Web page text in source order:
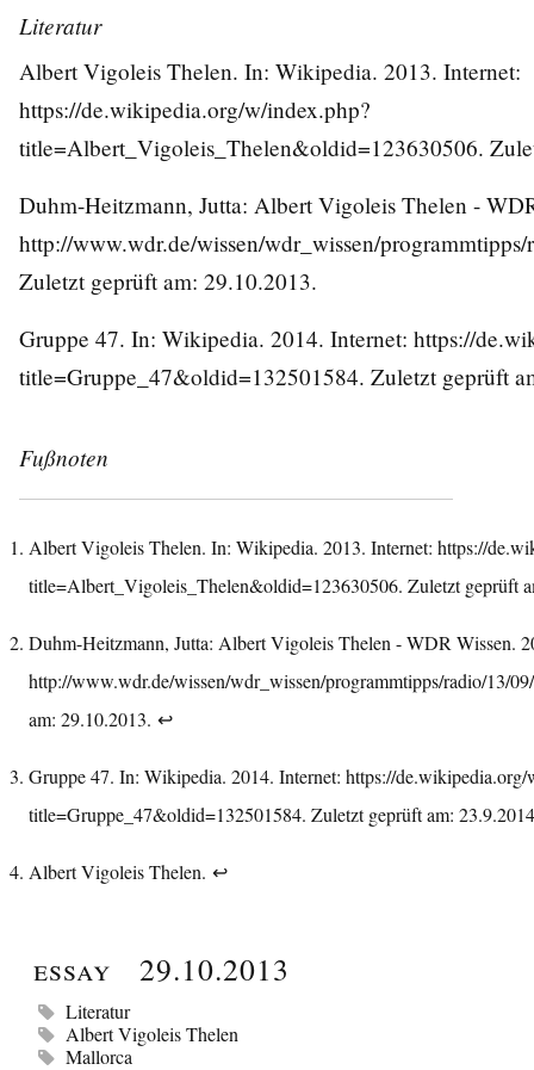
Literatur
Albert Vigoleis Thelen. In: Wikipedia. 2013. Internet:
https://de.wikipedia.org/w/index.php?
title=Albert_Vigoleis_Thelen&oldid=123630506.
Duhm-Heitzmann, Jutta: Albert Vigoleis Thelen -
http://www.wdr.de/wissen/wdr_wissen/
Zuletzt geprüft am: 29.10.2013.
Gruppe 47. In: Wikipedia. 2014. Internet: https://
title=Gruppe_47&oldid=132501584. Zuletzt geprüft
Fußnoten
Albert Vigoleis Thelen. In: Wikipedia. 2013. Internet: https://
title=Albert_Vigoleis_Thelen&oldid=123630506. Zuletzt geprüft
Duhm-Heitzmann, Jutta: Albert Vigoleis Thelen - WDR Wissen.
http://www.wdr.de/wissen/wdr_wissen/programmtipps/radio/13/
am: 29.10.2013. ↩︎
Gruppe 47. In: Wikipedia. 2014. Internet: https://de.wikipedia.org/
title=Gruppe_47&oldid=132501584. Zuletzt geprüft am:
Albert Vigoleis Thelen. ↩︎
Essay 29.10.2013
Literatur
Albert Vigoleis Thelen
Mallorca